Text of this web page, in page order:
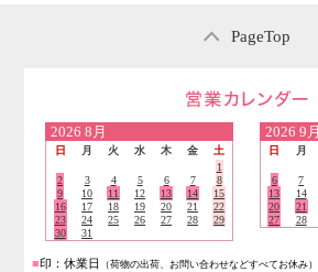
PageTop
2026 8月
日 月 火 水 木 金
土
1
2
3 4 5 6 7
8
9
10 11 12 13 14
15
16
17 18 19 20 21
22
23
24 25 26 27 28
29
30
31
2026 9月
日 月
6
7
13
14
20
21
27
28
■印：休業日 （荷物の出荷、お問い合わせなどすべてお休み）